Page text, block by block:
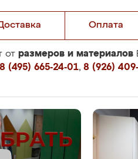
Оплата
от размеров и материалов
8 (495) 665-24-01, 8 (926)